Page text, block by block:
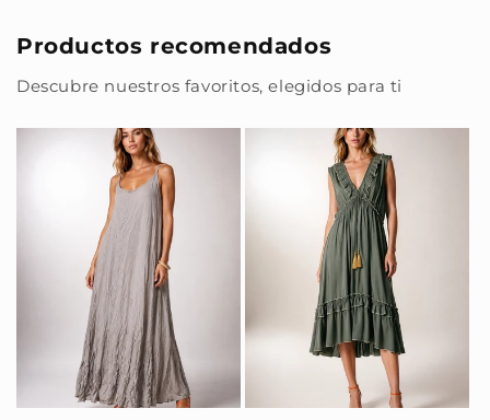
Productos recomendados
Descubre nuestros favoritos, elegidos para ti